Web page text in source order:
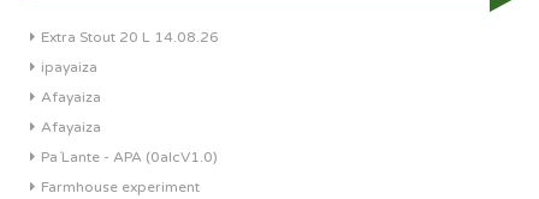
Extra Stout 20 L 14.08.26
ipayaiza
Afayaiza
Afayaiza
Pa´Lante - APA (0alcV1.0)
Farmhouse experiment